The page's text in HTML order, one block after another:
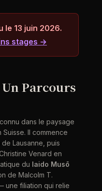
le 13 juin 2026.
stages →
Parcours
dans le paysage
Il commence
Lausanne, puis
Venard en
du Iaido Musō
de Malcolm T.
une filiation qui relie